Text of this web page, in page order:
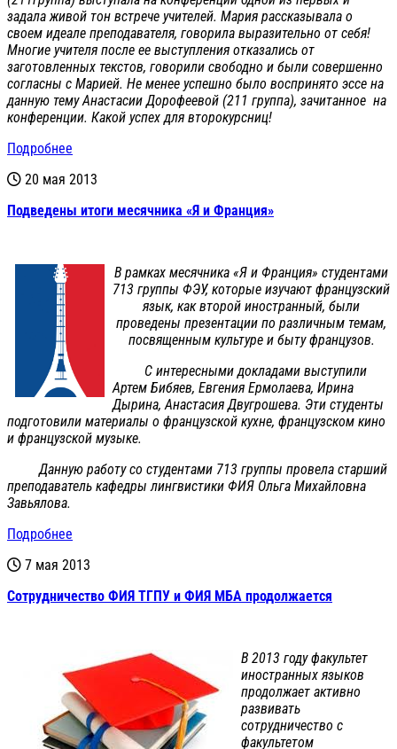
задала живой тон встрече учителей. Мария рассказывала о
своем идеале преподавателя, говорила выразительно от себя!
Многие учителя после ее выступления отказались от
заготовленных текстов, говорили свободно и были совершенно
согласны с Марией. Не менее успешно было воспринято эссе на
данную тему Анастасии Дорофеевой (211 группа), зачитанное на
конференции. Какой успех для второкурсниц!
Подробнее
20 мая 2013
Подведены итоги месячника «Я и Франция»
В рамках месячника «Я и Франция» студентами
713 группы ФЭУ, которые изучают французский
язык, как второй иностранный, были
проведены презентации по различным темам,
посвященным культуре и быту французов.
С интересными докладами выступили
Артем Бибяев, Евгения Ермолаева, Ирина
Дырина, Анастасия Двугрошева. Эти студенты
подготовили материалы о французской кухне, французском кино
и французской музыке.
Данную работу со студентами 713 группы провела старший
преподаватель кафедры лингвистики ФИЯ Ольга Михайловна
Завьялова.
Подробнее
7 мая 2013
Сотрудничество ФИЯ ТГПУ и ФИЯ МБА продолжается
В 2013 году факультет
иностранных языков
продолжает активно
развивать
сотрудничество с
факультетом